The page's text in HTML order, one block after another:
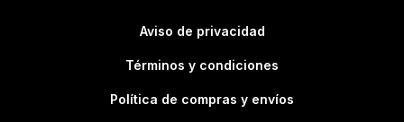
Aviso de privacidad
Términos y condiciones
Política de compras y envíos